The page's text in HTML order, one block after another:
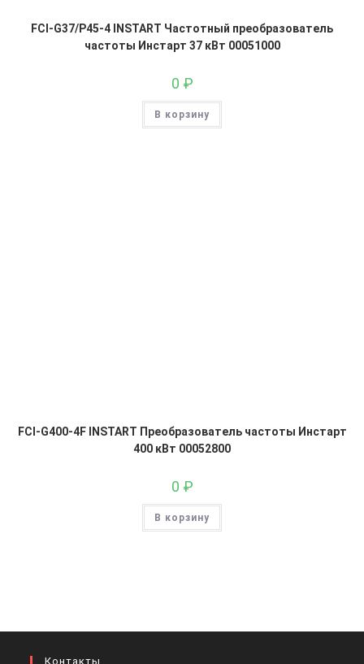
FCI-G37/P45-4 INSTART Частотный преобразователь
частоты Инстарт 37 кВт 00051000
0 ₽
В корзину
FCI-G400-4F INSTART Преобразователь частоты Инстарт
400 кВт 00052800
0 ₽
В корзину
Контакты